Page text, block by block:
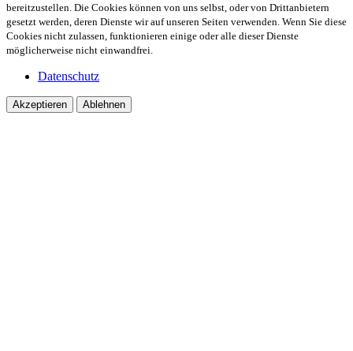
bereitzustellen. Die Cookies können von uns selbst, oder von Drittanbietern
gesetzt werden, deren Dienste wir auf unseren Seiten verwenden. Wenn Sie diese
Cookies nicht zulassen, funktionieren einige oder alle dieser Dienste
möglicherweise nicht einwandfrei.
Datenschutz
Akzeptieren Ablehnen